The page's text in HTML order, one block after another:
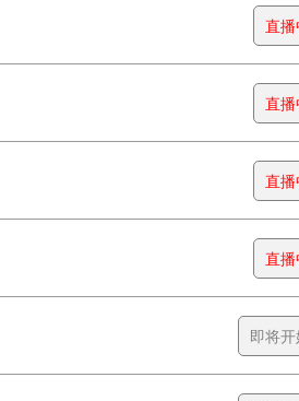
直播
直播
直播
直播
即将